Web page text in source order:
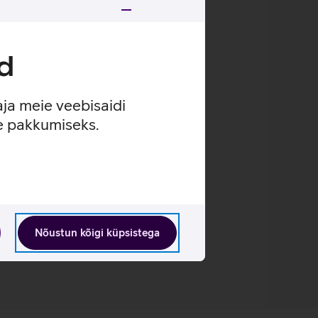
meie veebisaidi
pakkumiseks.
Nõustun kõigi küpsistega
videokõnede kvaliteedi.
helipildiga.